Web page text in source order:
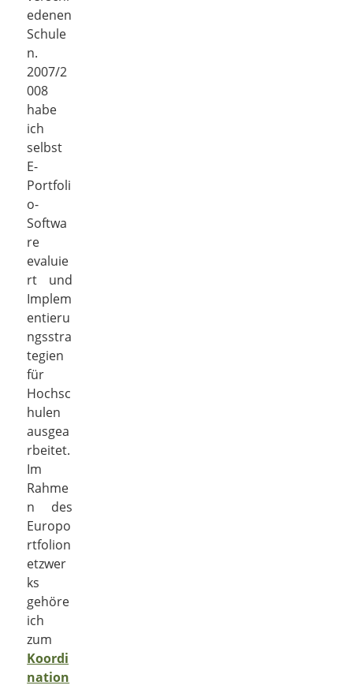
edenen
Schule
n.
2007/2
008
habe
ich
selbst
E-
Portfoli
o-
Softwa
re
evaluie
rt und
Implem
entieru
ngsstra
tegien
für
Hochsc
hulen
ausgea
rbeitet.
Im
Rahme
n des
Europo
rtfolion
etzwer
ks
gehöre
ich
zum
Koordi
nation